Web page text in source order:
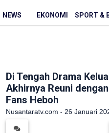
NEWS EKONOMI SPORT &
Di Tengah Drama
Akhirnya Reuni
Fans Heboh
Nusantaratv.com - 26 Januari